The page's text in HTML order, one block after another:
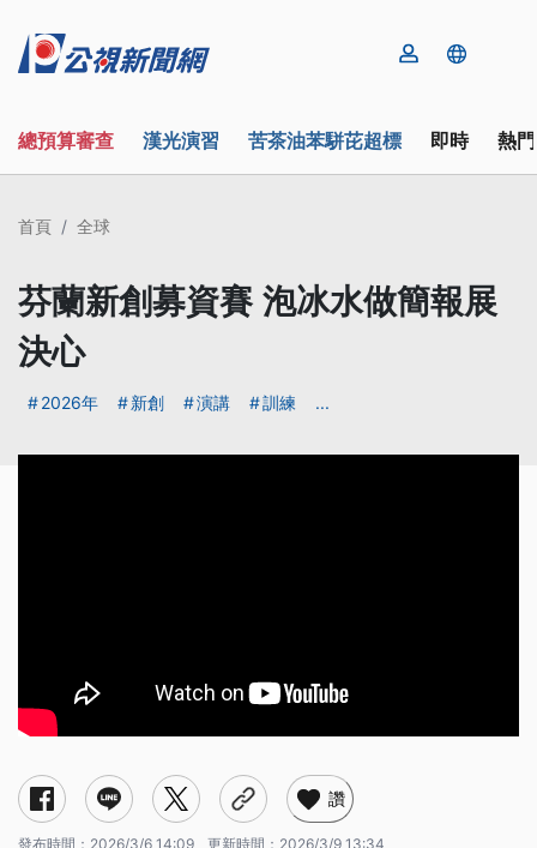
總預算審查 漢光演習 苦茶油苯駢芘超標 即時 熱
首頁 全球
芬蘭新創募資賽 泡冰水做簡報展
決心
2026年 新創 演講 訓練 ...
讚
發布時間： 2026/3/6 14:09 更新時間： 2026/3/9 13:34